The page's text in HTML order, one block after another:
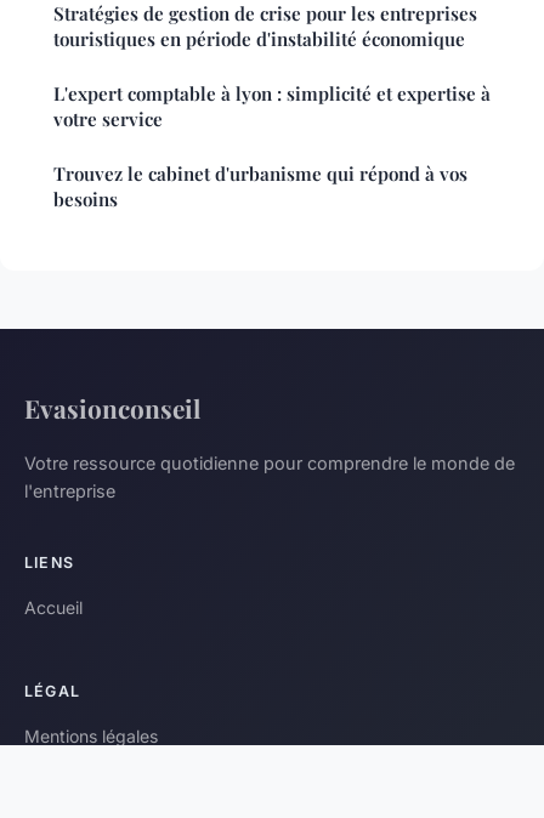
Stratégies de gestion de crise pour les entreprises
touristiques en période d'instabilité économique
L'expert comptable à lyon : simplicité et expertise à
votre service
Trouvez le cabinet d'urbanisme qui répond à vos
besoins
Evasionconseil
Votre ressource quotidienne pour comprendre le monde de
l'entreprise
LIENS
Accueil
LÉGAL
Mentions légales